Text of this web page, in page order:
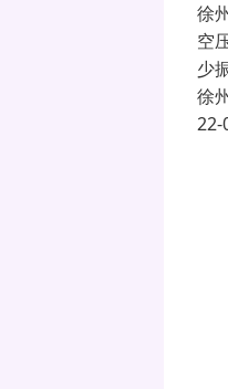
徐
空
少
徐
22-